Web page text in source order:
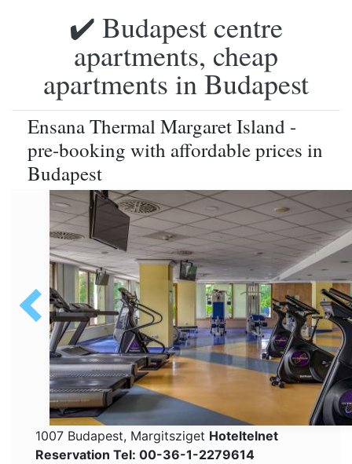
✔️ Budapest centre
apartments, cheap
apartments in Budapest
Ensana Thermal Margaret Island -
pre-booking with affordable prices in
Budapest
1007 Budapest, Margitsziget Hoteltelnet
Reservation Tel: 00-36-1-2279614